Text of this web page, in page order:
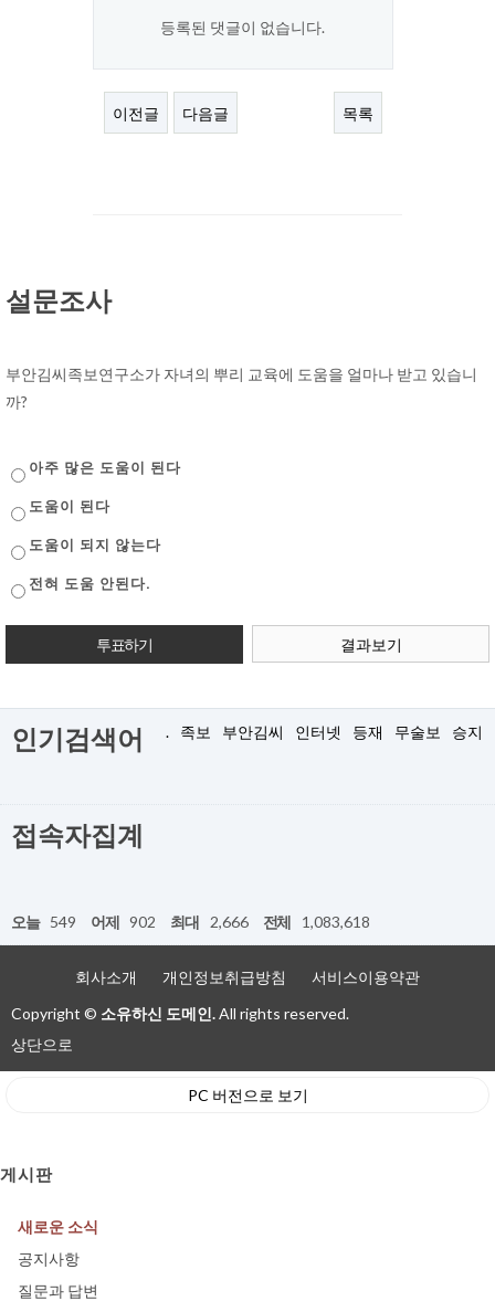
등록된 댓글이 없습니다.
이전글 다음글 목록
설문조사
부안김씨족보연구소가 자녀의 뿌리 교육에 도움을 얼마나 받고 있습니
까?
아주 많은 도움이 된다
도움이 된다
도움이 되지 않는다
전혀 도움 안된다.
결과보기
인기검색어 . 족보 부안김씨 인터넷 등재 무술보 승지
접속자집계
오늘 549 어제 902 최대 2,666 전체 1,083,618
회사소개 개인정보취급방침
서비스이용약관
Copyright © 소유하신 도메인.All rights reserved.
상단으로
PC 버전으로 보기
게시판
새로운 소식
공지사항
질문과 답변